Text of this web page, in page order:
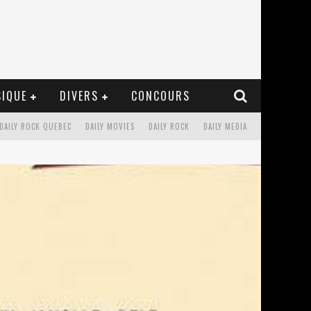
DIVERS CONCOURS
DAILY MEDIA
DAILY ROCK
DAILY MOVIES
DAILY ROCK QUEBEC